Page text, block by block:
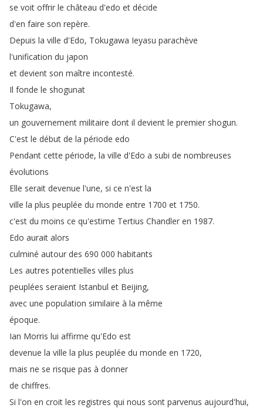
se voit offrir le château d'edo et décide
d'en faire son repère.
Depuis la ville d'Edo, Tokugawa Ieyasu parachève
l'unification du japon
et devient son maître incontesté.
Il fonde le shogunat
Tokugawa,
un gouvernement militaire dont il devient le premier shogun.
C'est le début de la période edo
Pendant cette période, la ville d'Edo a subi de nombreuses
évolutions
Elle serait devenue l'une, si ce n'est la
ville la plus peuplée du monde entre 1700 et 1750.
c'est du moins ce qu'estime Tertius Chandler en 1987.
Edo aurait alors
culminé autour des 690 000 habitants
Les autres potentielles villes plus
peuplées seraient Istanbul et Beijing,
avec une population similaire à la même
époque.
Ian Morris lui affirme qu'Edo est
devenue la ville la plus peuplée du monde en 1720,
mais ne se risque pas à donner
de chiffres.
Si l'on en croit les registres qui nous sont parvenus aujourd'hui,